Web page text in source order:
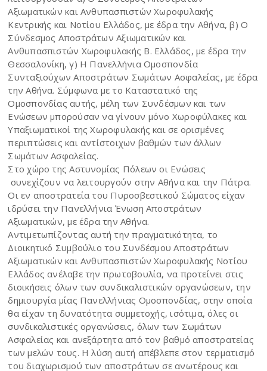
Αξιωματικών και Ανθυπασπιστών Χωροφυλακής
Κεντρικής και Νοτίου Ελλάδος, με έδρα την Αθήνα, β) Ο
Σύνδεσμος Αποστράτων Αξιωματικών και
Ανθυπασπιστών Χωροφυλακής Β. Ελλάδος, με έδρα την
Θεσσαλονίκη, γ) Η Πανελλήνια Ομοσπονδία
Συνταξιούχων Αποστράτων Σωμάτων Ασφαλείας, με έδρα
την Αθήνα. Σύμφωνα με το Καταστατικό της
Ομοσπονδίας αυτής, μέλη των Συνδέσμων και των
Ενώσεων μπορούσαν να γίνουν μόνο Χωροφύλακες και
Υπαξιωματικοί της Χωροφυλακής και σε ορισμένες
περιπτώσεις και αντίστοιχων βαθμών των άλλων
Σωμάτων Ασφαλείας.
Στο χώρο της Αστυνομίας Πόλεων οι Ενώσεις
συνεχίζουν να λειτουργούν στην Αθήνα και την Πάτρα.
Οι εν αποστρατεία του Πυροσβεστικού Σώματος είχαν
ιδρύσει την Πανελλήνια Ένωση Αποστράτων
Αξιωματικών, με έδρα την Αθήνα.
Αντιμετωπίζοντας αυτή την πραγματικότητα, το
Διοικητικό Συμβούλιο του Συνδέσμου Αποστράτων
Αξιωματικών και Ανθυπασπιστών Χωροφυλακής Νοτίου
Ελλάδος ανέλαβε την πρωτοβουλία, να προτείνει στις
διοικήσεις όλων των συνδικαλιστικών οργανώσεων, την
δημιουργία μίας Πανελλήνιας Ομοσπονδίας, στην οποία
θα είχαν τη δυνατότητα συμμετοχής, ισότιμα, όλες οι
συνδικαλιστικές οργανώσεις, όλων των Σωμάτων
Ασφαλείας και ανεξάρτητα από τον βαθμό αποστρατείας
των μελών τους. Η λύση αυτή απέβλεπε στον τερματισμό
του διαχωρισμού των αποστράτων σε ανωτέρους και